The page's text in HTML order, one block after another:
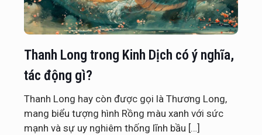
Thanh Long trong Kinh Dịch có ý nghĩa,
tác động gì?
Thanh Long hay còn được gọi là Thương Long,
mang biểu tượng hình Rồng màu xanh với sức
mạnh và sự uy nghiêm thống lĩnh bầu […]